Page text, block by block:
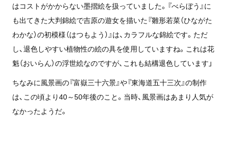
はコストがかからない墨摺絵を扱っていました。『べらぼう』に
も出てきた大判錦絵で吉原の遊女を描いた『雛形若菜（ひながた
わかな）の初模様（はつもよう）』は、カラフルな錦絵です。ただ
し、退色しやすい植物性の絵の具を使用していますね。これは花
魁（おいらん）の浮世絵なのですが、これも結構退色しています」
ちなみに風景画の『富嶽三十六景』や『東海道五十三次』の制作
は、この頃より40～50年後のこと。当時、風景画はあまり人気が
なかったようだ。